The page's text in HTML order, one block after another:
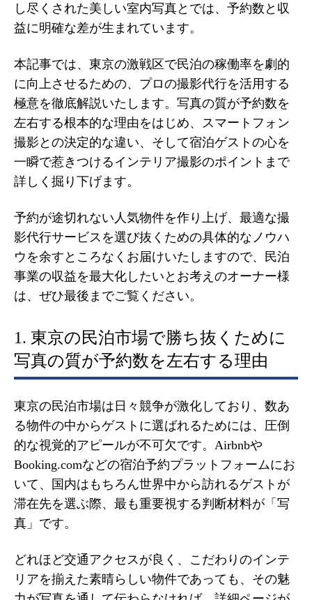
し尽くされた美しい室内写真とでは、予約数と収
益に明確な差が生まれています。
本記事では、東京の激戦区で民泊の稼働率を劇的
に向上させるための、プロの撮影代行を活用する
極意を徹底解説いたします。写真の質が予約数を
左右する根本的な理由をはじめ、スマートフォン
撮影との決定的な違い、そして宿泊ゲストの心を
一瞬で惹きつけるインテリア撮影のポイントまで
詳しく掘り下げます。
予約が途切れない人気物件を作り上げ、最適な撮
影代行サービスを選び抜くための具体的なノウハ
ウを余すところなくお届けいたしますので、民泊
事業の収益を最大化したいとお考えのオーナー様
は、ぜひ最後までご覧ください。
1. 東京の民泊市場で勝ち抜くために
写真の質が予約数を左右する理由
東京の民泊市場は日々競争が激化しており、数あ
る物件の中からゲストに選ばれるためには、圧倒
的な視覚的アピールが不可欠です。Airbnbや
Booking.comなどの宿泊予約プラットフォームにお
いて、国内はもちろん世界中から訪れるゲストが
滞在先を選ぶ際、最も重要視する判断材料が「写
真」です。
どれほど交通アクセスが良く、こだわりのインテ
リアを揃えた素晴らしい物件であっても、その魅